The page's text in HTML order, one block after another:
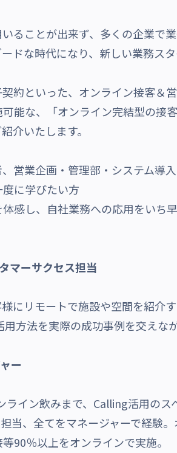
ることが出来ず、多くの企業で
ドな時代になり、新しい業務ス
約といった、オンライン接客＆
能な、「オンライン完結型の接
介いたします。
営業企画・管理部・システム導
に学びたい方
感し、自社業務への応用をいち
マーサクセス担当
にリモートで施設や空間を紹介
方法を実際の成功事例を交えな
ー
イン飲みまで、Calling活用のス
当、全てをマネージャーで経験
90％以上をオンラインで実施。